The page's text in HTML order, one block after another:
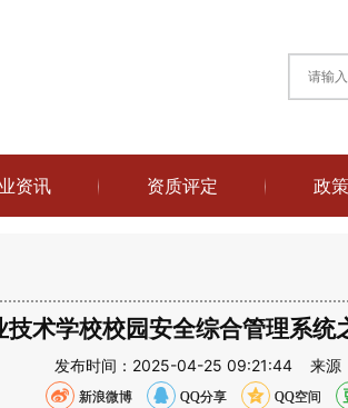
资讯 资质评定 政
术学校校园安全综合管理系
发布时间：2025-04-25 09:21:44 来
新浪微博 QQ分享 QQ空间